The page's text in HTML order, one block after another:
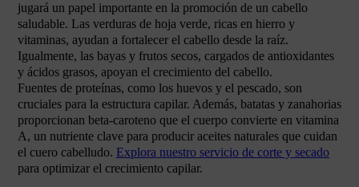
jugará un papel importante en la promoción de un cabello
saludable. Las verduras de hoja verde, ricas en hierro y
vitaminas, ayudan a fortalecer el cabello desde la raíz.
Igualmente, las bayas y frutos secos, cargados de antioxidantes
y ácidos grasos, apoyan el crecimiento del cabello.
Fuentes de proteínas, como los huevos y el pescado, son
cruciales para la estructura capilar. Además, batatas y zanahorias
proporcionan beta-caroteno que el cuerpo convierte en vitamina
A, un nutriente clave para producir aceites naturales que cuidan
el cuero cabelludo. Explora nuestro servicio de corte y secado
para optimizar el crecimiento capilar.